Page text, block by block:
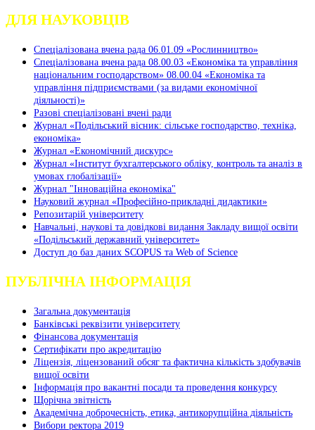
ДЛЯ НАУКОВЦІВ
Спеціалізована вчена рада 06.01.09 «Рослинництво»
Спеціалізована вчена рада 08.00.03 «Економіка та управління
національним господарством» 08.00.04 «Економіка та
управління підприємствами (за видами економічної
діяльності)»
Разові спеціалізовані вчені ради
Журнал «Подільський вісник: сільське господарство, техніка,
економіка»
Журнал «Економічний дискурс»
Журнал «Інститут бухгалтерського обліку, контроль та аналіз в
умовах глобалізації»
Журнал "Інноваційна економіка"
Науковий журнал «Професійно-прикладні дидактики»
Репозитарій університету
Навчальні, наукові та довідкові видання Закладу вищої освіти
«Подільський державний університет»
Доступ до баз даних SCOPUS та Web of Science
ПУБЛІЧНА ІНФОРМАЦІЯ
Загальна документація
Банківські реквізити університету
Фінансова документація
Сертифікати про акредитацію
Ліцензія, ліцензований обсяг та фактична кількість здобувачів
вищої освіти
Інформація про вакантні посади та проведення конкурсу
Щорічна звітність
Академічна доброчесність, етика, антикорупційна діяльність
Вибори ректора 2019